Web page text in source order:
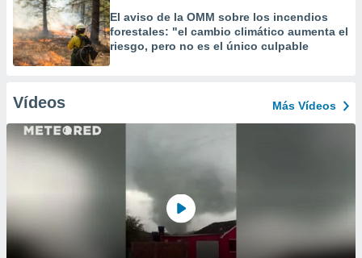
El aviso de la OMM sobre los incendios
forestales: "el cambio climático aumenta el
riesgo, pero no es el único culpable
Vídeos Más Vídeos